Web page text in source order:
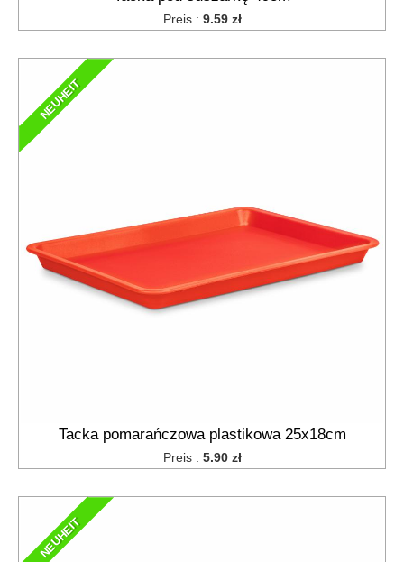
Preis : 9.59 zł
NEUHEIT
Tacka pomarańczowa plastikowa 25x18cm
Preis : 5.90 zł
NEUHEIT